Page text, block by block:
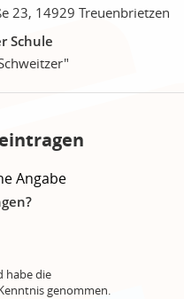
23, 14929 Treuenbrietzen
Schule
Angabe
habe die
genommen.